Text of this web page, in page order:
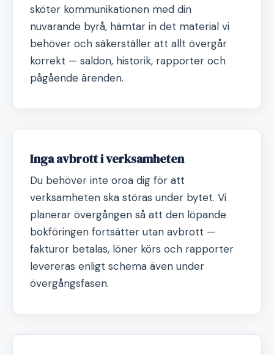
sköter kommunikationen med din
nuvarande byrå, hämtar in det material vi
behöver och säkerställer att allt övergår
korrekt — saldon, historik, rapporter och
pågående ärenden.
Inga avbrott i verksamheten
Du behöver inte oroa dig för att
verksamheten ska störas under bytet. Vi
planerar övergången så att den löpande
bokföringen fortsätter utan avbrott —
fakturor betalas, löner körs och rapporter
levereras enligt schema även under
övergångsfasen.